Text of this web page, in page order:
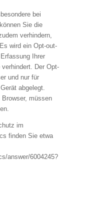
bei
Sie die
verhindern,
wird ein Opt-out-
Ihrer
Der Opt-
und nur für
abgelegt.
müssen
im
finden Sie etwa
answer/6004245?